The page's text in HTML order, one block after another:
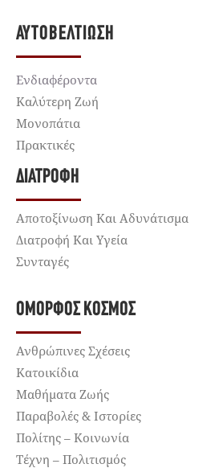
ΑΥΤΟΒΕΛΤΊΩΣΗ
Ενδιαφέροντα
Καλύτερη Ζωή
Μονοπάτια
Πρακτικές
ΔΙΑΤΡΟΦΉ
Αποτοξίνωση Και Αδυνάτισμα
Διατροφή Και Υγεία
Συνταγές
ΌΜΟΡΦΟΣ ΚΌΣΜΟΣ
Ανθρώπινες Σχέσεις
Κατοικίδια
Μαθήματα Ζωής
Παραβολές & Ιστορίες
Πολίτης – Κοινωνία
Τέχνη – Πολιτισμός